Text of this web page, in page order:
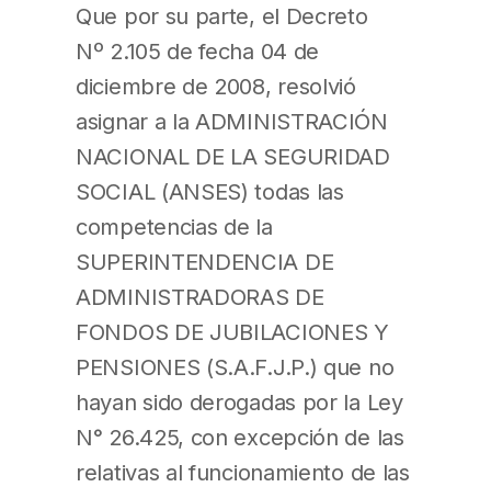
Que por su parte, el Decreto
Nº 2.105 de fecha 04 de
diciembre de 2008, resolvió
asignar a la ADMINISTRACIÓN
NACIONAL DE LA SEGURIDAD
SOCIAL (ANSES) todas las
competencias de la
SUPERINTENDENCIA DE
ADMINISTRADORAS DE
FONDOS DE JUBILACIONES Y
PENSIONES (S.A.F.J.P.) que no
hayan sido derogadas por la Ley
N° 26.425, con excepción de las
relativas al funcionamiento de las